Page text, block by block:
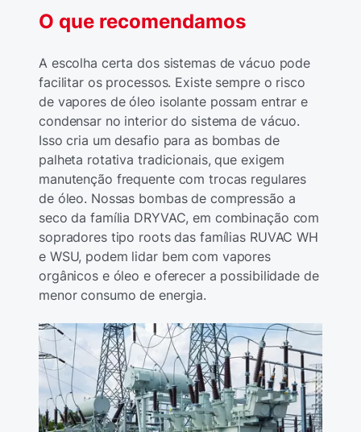
O que recomendamos
A escolha certa dos sistemas de vácuo pode
facilitar os processos. Existe sempre o risco
de vapores de óleo isolante possam entrar e
condensar no interior do sistema de vácuo.
Isso cria um desafio para as bombas de
palheta rotativa tradicionais, que exigem
manutenção frequente com trocas regulares
de óleo. Nossas bombas de compressão a
seco da família DRYVAC, em combinação com
sopradores tipo roots das famílias RUVAC WH
e WSU, podem lidar bem com vapores
orgânicos e óleo e oferecer a possibilidade de
menor consumo de energia.